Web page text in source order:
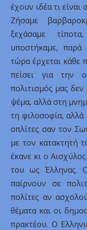
έχουν ιδέα τι είναι
Ζήσαμε
ξεχάσαμε
υποστήκαμε,
τώρα έρχεται κάθε
πείσει για την
πολιτισμός μας
ψέμα, αλλά στη
τη φιλοσοφία, αλλά
οπλίτες σαν τον
με τον κατακτητή
έκανε κι ο
του ως Έλληνας.
παίρνουν σε
πολίτες αν
θέματα και οι
πρακτέου. Ο